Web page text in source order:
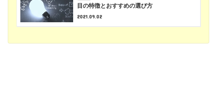
目の特徴とおすすめの選び方
2021.09.02